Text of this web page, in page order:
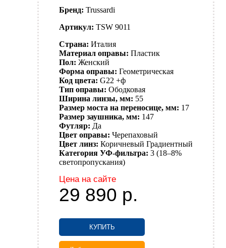
Бренд: Trussardi
Артикул: TSW 9011
Страна: Италия
Материал оправы: Пластик
Пол: Женский
Форма оправы: Геометрическая
Код цвета: G22 +ф
Тип оправы: Ободковая
Ширина линзы, мм: 55
Размер моста на переносице, мм: 17
Размер заушника, мм: 147
Футляр: Да
Цвет оправы: Черепаховый
Цвет линз: Коричневый Градиентный
Категория УФ-фильтра: 3 (18–8%
светопропускания)
Цена на сайте
29 890 р.
КУПИТЬ